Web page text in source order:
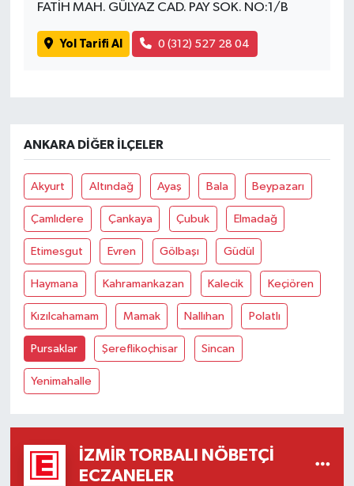
FATİH MAH. GÜLYAZ CAD. PAY SOK. NO:1/B
Yol Tarifi Al 0 (312) 527 28 04
ANKARA DIĞER İLÇELER
Akyurt Altındağ Ayaş Bala Beypazarı
Çamlıdere Çankaya Çubuk Elmadağ
Etimesgut Evren Gölbaşı Güdül
Haymana Kahramankazan Kalecik Keçiören
Kızılcahamam Mamak Nallıhan Polatlı
Pursaklar Şereflikoçhisar Sincan
Yenimahalle
İZMIR TORBALI NÖBETÇI
ECZANELER